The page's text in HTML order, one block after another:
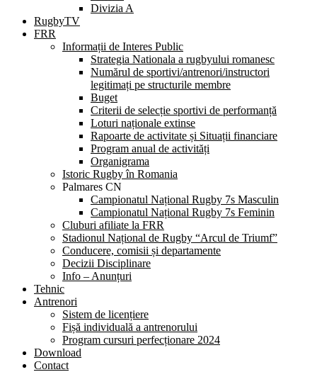
Divizia A
RugbyTV
FRR
Informații de Interes Public
Strategia Nationala a rugbyului romanesc
Numărul de sportivi/antrenori/instructori
legitimați pe structurile membre
Buget
Criterii de selecție sportivi de performanță
Loturi naționale extinse
Rapoarte de activitate și Situații financiare
Program anual de activități
Organigrama
Istoric Rugby în Romania
Palmares CN
Campionatul Național Rugby 7s Masculin
Campionatul Național Rugby 7s Feminin
Cluburi afiliate la FRR
Stadionul Național de Rugby “Arcul de Triumf”
Conducere, comisii și departamente
Decizii Disciplinare
Info – Anunțuri
Tehnic
Antrenori
Sistem de licențiere
Fișă individuală a antrenorului
Program cursuri perfecționare 2024
Download
Contact